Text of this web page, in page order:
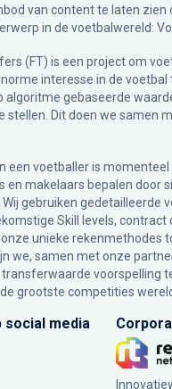
van content te laten
in de voetbalwereld:
(FT) is een project om
interesse in de
algoritme gebaseerde
stellen. Dit doen we samen
een voetballer is
en makelaars bepalen door
gebruiken gedetailleerde
Skill levels, contract
unieke rekenmethodes
we, samen met onze
voorspelling
grootste competities
social media